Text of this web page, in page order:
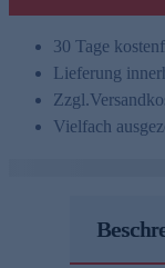
30 Tage
Lieferung
Zzgl.
Vielfach